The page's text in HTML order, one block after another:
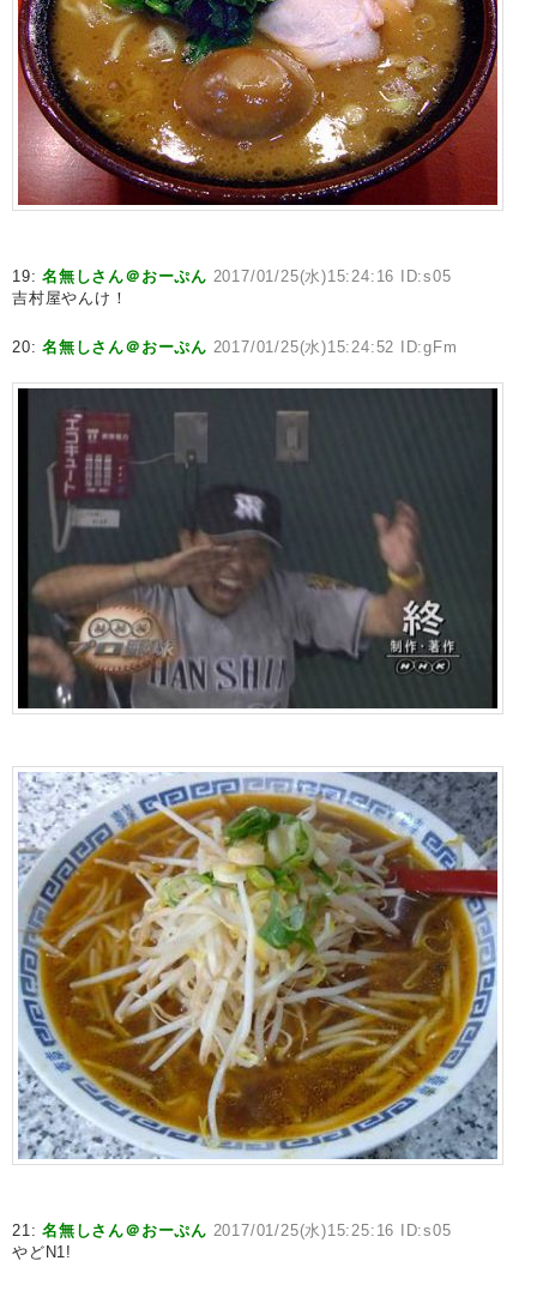
19:名無しさん＠おーぷん 2017/01/25(水)15:24:16 ID:s05
吉村屋やんけ！
20:名無しさん＠おーぷん 2017/01/25(水)15:24:52 ID:gFm
21:名無しさん＠おーぷん 2017/01/25(水)15:25:16 ID:s05
やどN1!